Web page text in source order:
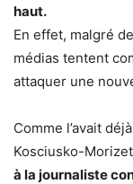
haut.
En effet, malgré
médias tentent
attaquer une
Comme l’avait
Kosciusko-
à la journaliste